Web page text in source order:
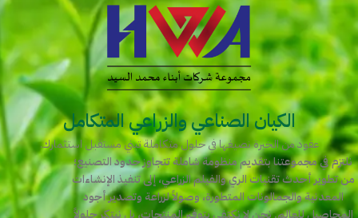
الكيان الصناعي والزراعي المتكامل
عقود من الخبرة نصيغها في حلول متكاملة تبني مستقبل استثمارك.
نلتزم في مجموعتنا بتقديم منظومة شاملة تتجاوز حدود التصنيع؛
من تطوير أحدث تقنيات الري والفيلم الزراعي، إلى تنفيذ الإنشاءات
المعدنية والجمالونات المتطورة، وصولاً لزراعة وتصدير أجود
المحاصيل للعالم. نحن لا نكتفي بتوفير المنتجات، بل نبتكر حلولاً